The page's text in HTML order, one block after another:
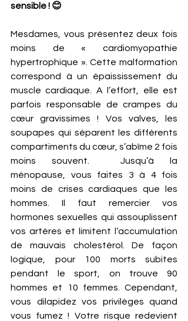
sensible ! 😊
Mesdames, vous présentez deux fois
moins de « cardiomyopathie
hypertrophique ». Cette malformation
correspond à un épaississement du
muscle cardiaque. A l’effort, elle est
parfois responsable de crampes du
cœur gravissimes ! Vos valves, les
soupapes qui séparent les différents
compartiments du cœur, s’abîme 2 fois
moins souvent.  Jusqu’à la
ménopause, vous faites 3 à 4 fois
moins de crises cardiaques que les
hommes. Il faut remercier vos
hormones sexuelles qui assouplissent
vos artères et limitent l’accumulation
de mauvais cholestérol. De façon
logique, pour 100 morts subites
pendant le sport, on trouve 90
hommes et 10 femmes. Cependant,
vous dilapidez vos privilèges quand
vous fumez ! Votre risque redevient